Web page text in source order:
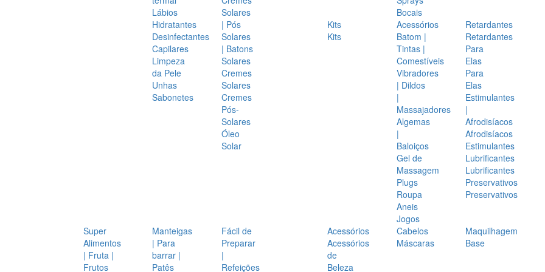
Lábios
Hidratantes
Desinfectantes
Capilares
Limpeza
da Pele
Unhas
Sabonetes
Solares
| Pós
Solares
| Batons
Solares
Cremes
Solares
Cremes
Pós-
Solares
Óleo
Solar
Bocais
Kits
Kits
Acessórios
Batom |
Tintas |
Comestíveis
Vibradores
| Dildos
|
Massajadores
Algemas
|
Baloiços
Gel de
Massagem
Plugs
Roupa
Aneis
Jogos
Retardantes
Retardantes
Para
Elas
Para
Elas
Estimulantes
|
Afrodisíacos
Afrodisíacos
Estimulantes
Lubrificantes
Lubrificantes
Preservativos
Preservativos
Super
Alimentos
| Fruta |
Frutos
Manteigas
| Para
barrar |
Patês
Fácil de
Preparar
|
Refeições
Acessórios
Acessórios
de
Beleza
Cabelos
Máscaras
Maquilhagem
Base